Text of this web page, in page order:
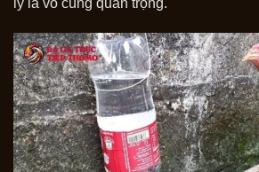
lý là vô cùng quan trọng.